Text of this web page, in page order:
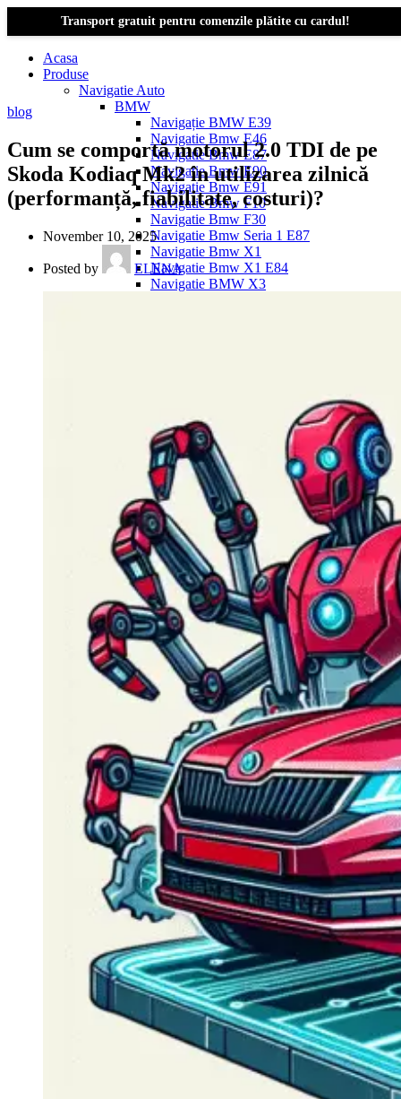
Transport gratuit pentru comenzile plătite cu cardul!
Acasa
Produse
Navigatie Auto
BMW
Navigație BMW E39
Navigatie Bmw E46
Navigatie Bmw E87
Navigatie Bmw E90
Navigatie Bmw E91
Navigatie Bmw F10
Navigatie Bmw F30
Navigatie Bmw Seria 1 E87
Navigatie Bmw X1
Navigatie Bmw X1 E84
Navigatie BMW X3
Navigatie Duster 2019
Navigatie Audi A3 8p
Navigatie Audi A4
Navigatie Audi A4 B6
Navigatie Audi A4 B7
Navigatie Audi A4 B8
Navigatie Audi A5
Navigatie Audi A6 C5
Navigatie Audi A6 C6
Navigatie Audi A6 C7
Navigatie Audi Q5
Ford
Navigație Ford Fiesta
Navigație Ford Focus 1
Navigație Ford Focus 2
Navigație Ford Focus MK3
Navigație Ford Mondeo MK3
Navigație Ford Mondeo MK4
Navigație Ford Transit
Mercedes
Navigație Mercedes C Class W203
Navigație Mercedes C Class W204
Navigație Mercedes W203
Navigație Mercedes W204
Navigație Mercedes W211
Navigație Mercedes Sprinter
Passat
Navigație Passat B5
Navigație Passat B5 5
Navigație Passat B6
Navigație Passat B7
Navigație Passat B8
Navigație Passat CC
Skoda
Navigație Skoda Fabia 1
Navigație Skoda Fabia 2
Navigație Skoda Octavia 1
Navigație Skoda Octavia 2
Navigație Skoda Octavia 3
Navigație Skoda Rapid
Navigație Skoda Superb 1
blog
Cum se comportă motorul 2.0 TDI de pe
Skoda Kodiaq Mk2 în utilizarea zilnică
(performanță, fiabilitate, costuri)?
November 10, 2025
Posted by ELENA